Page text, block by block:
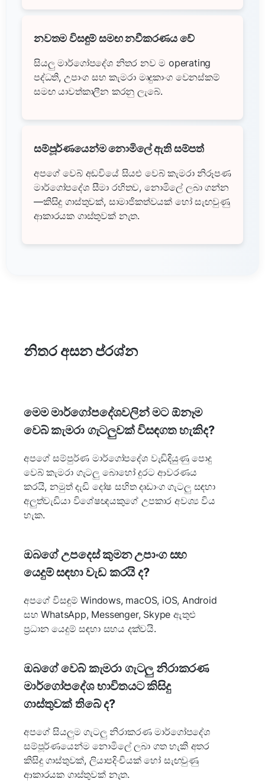
නවතම විසඳුම් සමඟ නවීකරණය වේ
සියලු මාර්ගෝපදේශ නිතර නව ම operating
පද්ධති, උපාංග සහ කැමරා මෘදුකාංග වෙනස්කම්
සමඟ යාවත්කාලීන කරනු ලැබේ.
සම්පූර්ණයෙන්ම නොමිලේ ඇති සම්පත්
අපගේ වෙබ් අඩවියේ සියළු වෙබ් කැමරා නිරූපණ
මාර්ගෝපදේශ සීමා රහිතව, නොමිලේ ලබා ගන්න
—කිසිදු ගාස්තුවක්, සාමාජිකත්වයක් හෝ සැඟවුණු
ආකාරයක ගාස්තුවක් නැත.
නිතර අසන ප්රශ්න
මෙම මාර්ගෝපදේශවලින් මට ඕනෑම
වෙබ් කැමරා ගැටලුවක් විසඳගත හැකිද?
අපගේ සම්පුර්ණ මාර්ගෝපදේශ වැඩිදියුණු පොදු
වෙබ් කැමරා ගැටලු බොහෝ දුරට ආවරණය
කරයි, නමුත් දැඩි දෝෂ සහිත දෘඩාංග ගැටලු සඳහා
අලුත්වැඩියා විශේෂඥයකුගේ උපකාර අවශ්‍ය විය
හැක.
ඔබගේ උපදෙස් කුමන උපාංග සහ
යෙදුම් සඳහා වැඩ කරයි ද?
අපගේ විසඳුම් Windows, macOS, iOS, Android
සහ WhatsApp, Messenger, Skype ඇතුළු
ප්‍රධාන යෙදුම් සඳහා සහය දක්වයි.
ඔබගේ වෙබ් කැමරා ගැටලු නිරාකරණ
මාර්ගෝපදේශ භාවිතයට කිසිදු
ගාස්තුවක් තිබේ ද?
අපගේ සියලුම ගැටලු නිරාකරණ මාර්ගෝපදේශ
සම්පූර්ණයෙන්ම නොමිලේ ලබා ගත හැකි අතර
කිසිදු ගාස්තුවක්, ලියාපදිංචියක් හෝ සැඟවුණු
ආකාරයක ගාස්තුවක් නැත.